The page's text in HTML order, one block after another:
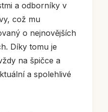
a odborníky v
což mu
o nejnovějších
Díky tomu je
na špičce a
a spolehlivé